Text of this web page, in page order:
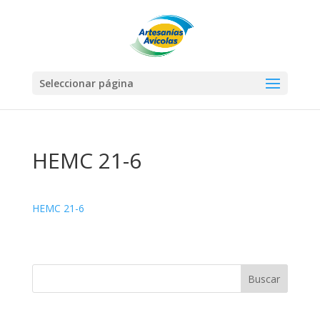
Seleccionar página
HEMC 21-6
HEMC 21-6